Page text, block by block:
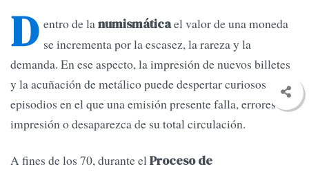
D entro de lanumismáticael valor de una moneda
se incrementa por la escasez, la rareza y la
demanda. En ese aspecto, la impresión de nuevos billetes
y la acuñación de metálico puede despertar curiosos
episodios en el que una emisión presente falla, errores de
impresión o desaparezca de su total circulación.
A fines de los 70, durante elProceso de